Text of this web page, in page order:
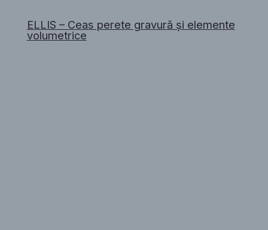
ELLIS – Ceas perete gravură și elemente
volumetrice